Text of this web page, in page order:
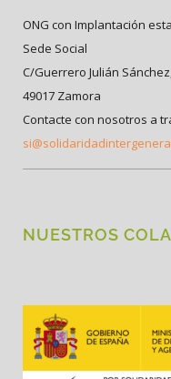
ONG con Implantación
Sede Social
C/Guerrero Julián
49017 Zamora
Contacte con nosotros a
NUESTROS